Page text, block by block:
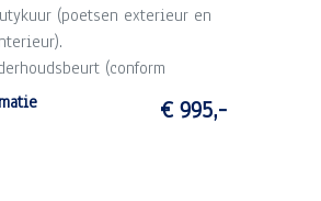
(poetsen exterieur en
(conform
garantie op draaiende delen
€ 995,-